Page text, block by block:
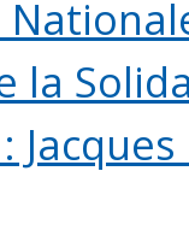
la